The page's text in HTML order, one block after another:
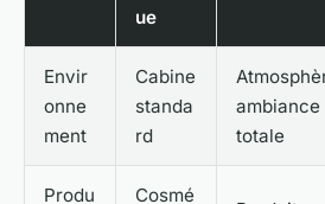
ue
Envir
onne
ment
Cabine
standa
rd
ambiance
totale
Produ Cosmé